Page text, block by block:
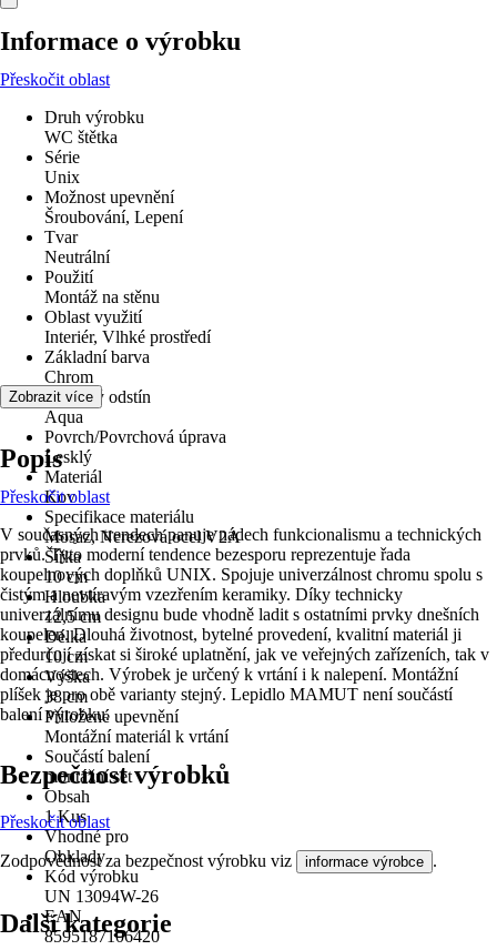
Informace o výrobku
Přeskočit oblast
Druh výrobku
WC štětka
Série
Unix
Možnost upevnění
Šroubování, Lepení
Tvar
Neutrální
Použití
Montáž na stěnu
Oblast využití
Interiér, Vlhké prostředí
Základní barva
Chrom
Barevný odstín
Aqua
Povrch/Povrchová úprava
Lesklý
Materiál
Kov
Specifikace materiálu
Mosaz, Nerezová ocel V2A
Šířka
10 cm
Hloubka
12,5 cm
Délka
10 cm
Výška
38 cm
Přiložené upevnění
Montážní materiál k vrtání
Součástí balení
montážní set
Obsah
1 Kus
Vhodné pro
Obklady
Kód výrobku
UN 13094W-26
EAN
8595187106420
Zobrazit více
Popis
Přeskočit oblast
V současných trendech panuje nádech funkcionalismu a technických
prvků. Tyto moderní tendence bezesporu reprezentuje řada
koupelnových doplňků UNIX. Spojuje univerzálnost chromu spolu s
čistým a nevtíravým vzezřením keramiky. Díky technicky
univerzálnímu designu bude vhodně ladit s ostatními prvky dnešních
koupelen. Dlouhá životnost, bytelné provedení, kvalitní materiál ji
předurčují získat si široké uplatnění, jak ve veřejných zařízeních, tak v
domácnostech. Výrobek je určený k vrtání i k nalepení. Montážní
plíšek je pro obě varianty stejný. Lepidlo MAMUT není součástí
balení výrobku.
Bezpečnost výrobků
Přeskočit oblast
Zodpovědnost za bezpečnost výrobku viz informace výrobce .
Další kategorie